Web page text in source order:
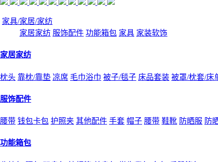
家具/家居/家纺
家居家纺 服饰配件 功能箱包 家具 家装软饰
家居家纺
枕头 靠枕/靠垫 凉席 毛巾浴巾 被子/毯子 床品套装 被罩/枕套/床
服饰配件
腰带 钱包卡包 护照夹 其他配件 手套 帽子 腰带 鞋靴 防晒服 防
功能箱包